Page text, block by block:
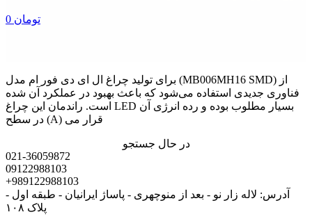
0 تومان
برای تولید چراغ ال ای دی فور ام مدل (MB006MH16 SMD) از
فناوری جدیدی استفاده می‌شود که باعث بهبود در عملکرد آن شده
است. راندمان این چراغ LED بسیار مطلوب بوده و رده انرژی آن
در سطح (A) قرار می
در حال جستجو
021-36059872
09122988103
+989122988103
آدرس: لاله زار نو - بعد از منوچهری - پاساژ ایرانیان - طبقه اول -
پلاک ۱۰۸